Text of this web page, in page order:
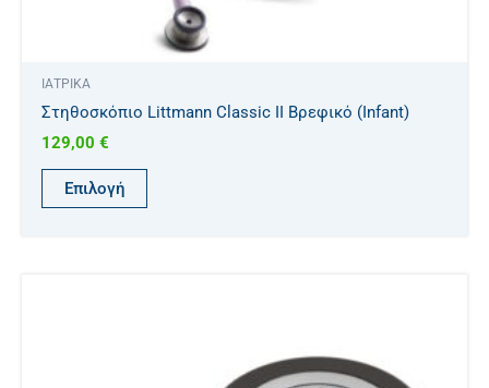
ΙΑΤΡΙΚΑ
Στηθοσκόπιο Littmann Classic II Βρεφικό (Infant)
129,00 €
Επιλογή